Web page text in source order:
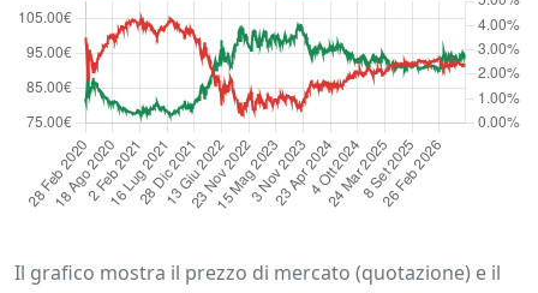
Il grafico mostra il prezzo di mercato (quotazione) e il